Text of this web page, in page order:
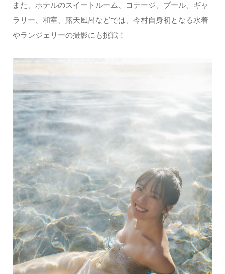
また、ホテルのスイートルーム、コテージ、プール、ギャ
ラリー、和室、露天風呂などでは、今村自身初となる水着
やランジェリーの撮影にも挑戦！